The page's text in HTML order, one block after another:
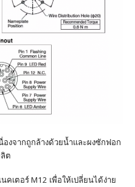
งจากถูกล้างด้วยน้ำและผงซักฟอก
ต
เตอร์ M12 เพื่อให้เปลี่ยนได้ง่าย